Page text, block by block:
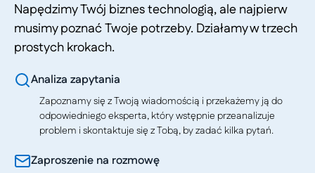
Napędzimy Twój biznes technologią, ale najpierw
musimy poznać Twoje potrzeby. Działamy w trzech
prostych krokach.
Analiza zapytania
Zapoznamy się z Twoją wiadomością i przekażemy ją do
odpowiedniego eksperta, który wstępnie przeanalizuje
problem i skontaktuje się z Tobą, by zadać kilka pytań.
Zaproszenie na rozmowę